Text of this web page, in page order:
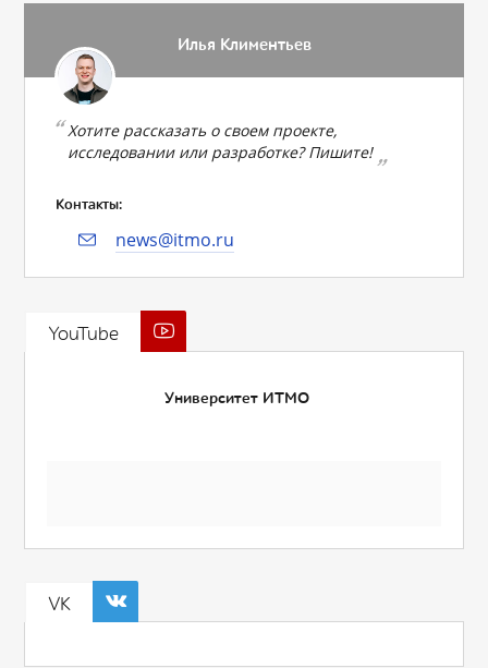
Илья Климентьев
Хотите рассказать о своем проекте,
исследовании или разработке? Пишите!
Контакты:
news@itmo.ru
YouTube
Университет ИТМО
VK